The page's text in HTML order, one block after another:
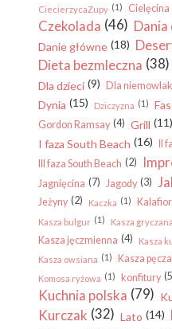
CiecierzycaZupy (1) Cielęcina
Czekolada (46) Dania
Danie główne (18)
Dieta bezmleczna (38)
Dla dzieci (9) Dla
Dynia (15) Dziczyzna (1)
Gordon Ramsay (4) Grill (11)
I faza South Beach (16) II
III faza South Beach (2)
Jagnięcina (7) Jagody (3)
Jeżyny (2) Kaczka (1) Kalafior
Kasza bulgur (1) Kasza gryczana
Kasza jęczmienna (4) Kasza
Kasza owsiana (1) Kasza
Komosa ryżowa (1) konfitury
Kuchnia polska (79)
Kurczak (32) Lato (14)